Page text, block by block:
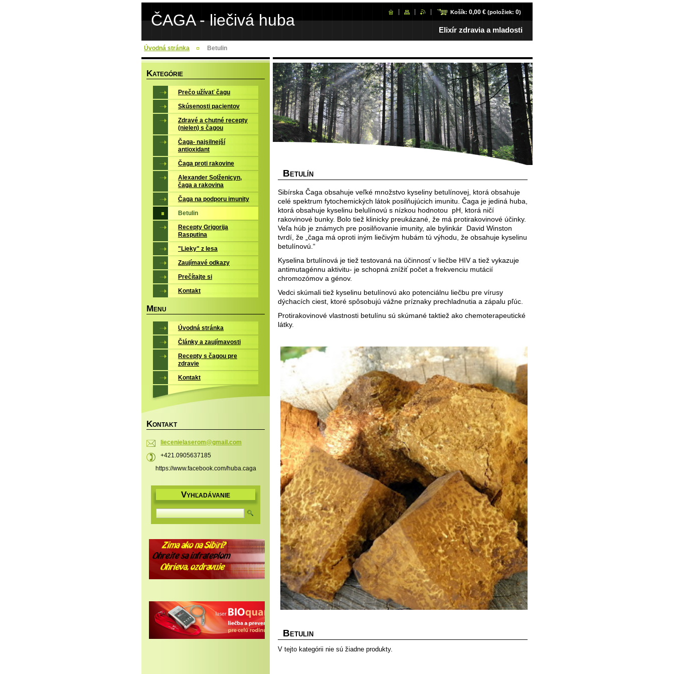
ČAGA - liečivá huba Košík: 0,00 € (položiek: 0)
Elixír zdravia a mladosti
Úvodná stránka Betulin
B ETULÍN
Sibírska Čaga obsahuje veľké množstvo kyseliny betulínovej, ktorá obsahuje
celé spektrum fytochemických látok posilňujúcich imunitu. Čaga je jediná huba,
ktorá obsahuje kyselinu belulínovú s nízkou hodnotou pH, ktorá ničí
rakovinové bunky. Bolo tiež klinicky preukázané, že má protirakovinové účinky.
Veľa húb je známych pre posilňovanie imunity, ale bylinkár David Winston
tvrdí, že „čaga má oproti iným liečivým hubám tú výhodu, že obsahuje kyselinu
betulínovú.“
Kyselina brtulínová je tiež testovaná na účinnosť v liečbe HIV a tiež vykazuje
antimutagénnu aktivitu- je schopná znížiť počet a frekvenciu mutácií
chromozómov a génov.
Vedci skúmali tiež kyselinu betulínovú ako potenciálnu liečbu pre vírusy
dýchacích ciest, ktoré spôsobujú vážne príznaky prechladnutia a zápalu pľúc.
Protirakovinové vlastnosti betulínu sú skúmané taktiež ako chemoterapeutické
látky.
B ETULIN
V tejto kategórii nie sú žiadne produkty.
KATEGÓRIE
Prečo užívať čagu
Skúsenosti pacientov
Zdravé a chutné recepty
(nielen) s čagou
Čaga- najsilnejší
antioxidant
Čaga proti rakovine
Alexander Solženicyn,
čaga a rakovina
Čaga na podporu imunity
Betulin
Recepty Grigorija
Rasputina
"Lieky" z lesa
Zaujímavé odkazy
Prečítajte si
Kontakt
M ENU
Úvodná stránka
Články a zaujímavosti
Recepty s čagou pre
zdravie
Kontakt
KONTAKT
liecenie laserom@gmail.com
+421.0905637185
https://www.facebook.com/huba.caga
VYHĽADÁVANIE